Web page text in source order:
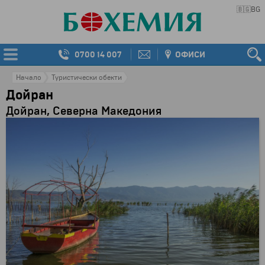
🇧🇬BG
0700 14 007 ОФИСИ
Начало Туристически обекти
Дойран
Дойран, Северна Македония